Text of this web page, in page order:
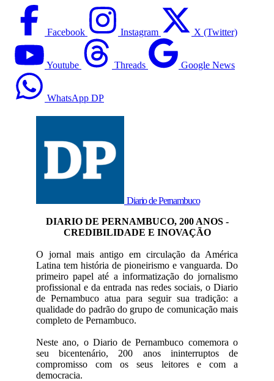
Facebook Instagram X (Twitter)
Youtube Threads Google News
WhatsApp DP
Diario de Pernambuco
DIARIO DE PERNAMBUCO, 200 ANOS -
CREDIBILIDADE E INOVAÇÃO
O jornal mais antigo em circulação da América
Latina tem história de pioneirismo e vanguarda. Do
primeiro papel até a informatização do jornalismo
profissional e da entrada nas redes sociais, o Diario
de Pernambuco atua para seguir sua tradição: a
qualidade do padrão do grupo de comunicação mais
completo de Pernambuco.
Neste ano, o Diario de Pernambuco comemora o
seu bicentenário, 200 anos ininterruptos de
compromisso com os seus leitores e com a
democracia.